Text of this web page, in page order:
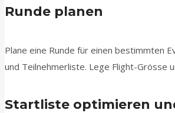
Runde planen
Plane eine Runde für einen bestimmten
und Teilnehmerliste. Lege Flight-Grösse
Startliste optimieren